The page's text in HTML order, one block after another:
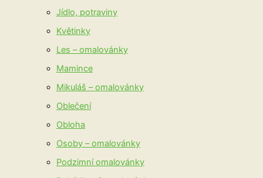
Jídlo, potraviny
Květinky
Les – omalovánky
Mamince
Mikuláš – omalovánky
Oblečení
Obloha
Osoby – omalovánky
Podzimní omalovánky